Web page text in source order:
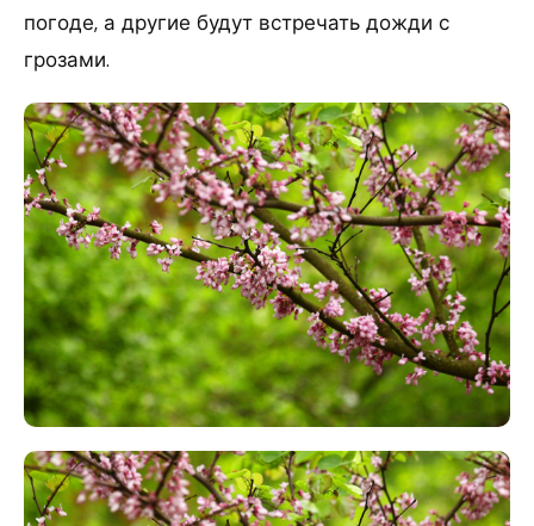
погоде, а другие будут встречать дожди с
грозами.